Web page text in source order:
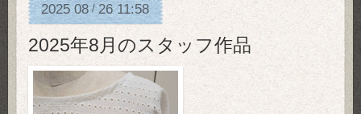
2025 08/26 11:58
2025年8月のスタッフ作品